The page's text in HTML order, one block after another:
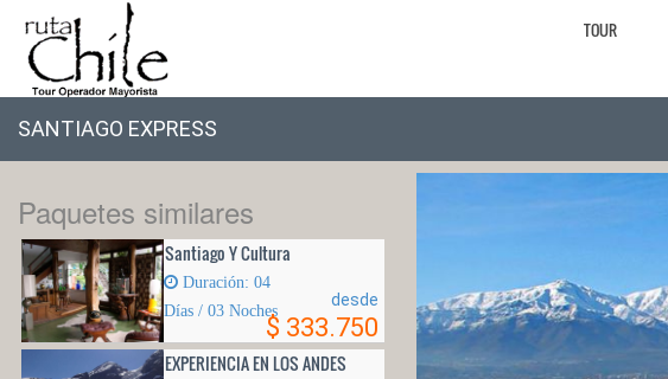
TOUR
SANTIAGO EXPRESS
Paquetes similares
Santiago Y Cultura
Duración: 04
Dí­as / 03 Noches
desde
$ 333.750
EXPERIENCIA EN LOS ANDES